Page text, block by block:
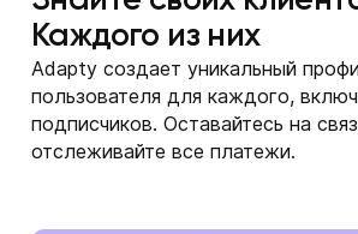
Каждого из них
Adapty создает уникальный
пользователя для каждого,
подписчиков. Оставайтесь на
отслеживайте все платежи.